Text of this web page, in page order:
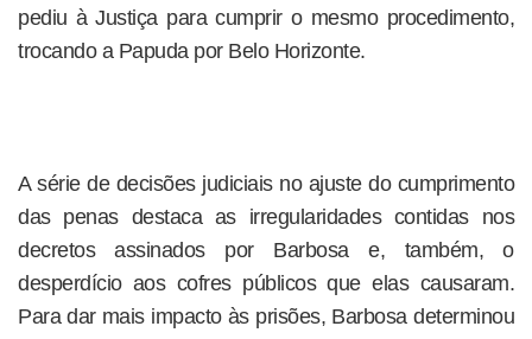
pediu à Justiça para cumprir o mesmo procedimento,
trocando a Papuda por Belo Horizonte.
A série de decisões judiciais no ajuste do cumprimento
das penas destaca as irregularidades contidas nos
decretos assinados por Barbosa e, também, o
desperdício aos cofres públicos que elas causaram.
Para dar mais impacto às prisões, Barbosa determinou